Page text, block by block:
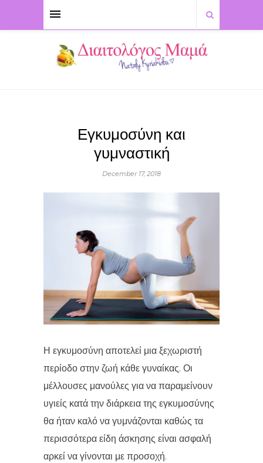
Εγκυμοσύνη και
γυμναστική
December 17, 2018
Η εγκυμοσύνη αποτελεί μια ξεχωριστή
περίοδο στην ζωή κάθε γυναίκας. Οι
μέλλουσες μανούλες για να παραμείνουν
υγιείς κατά την διάρκεια της εγκυμοσύνης
θα ήταν καλό να γυμνάζονται καθώς τα
περισσότερα είδη άσκησης είναι ασφαλή
αρκεί να γίνονται με προσοχή.